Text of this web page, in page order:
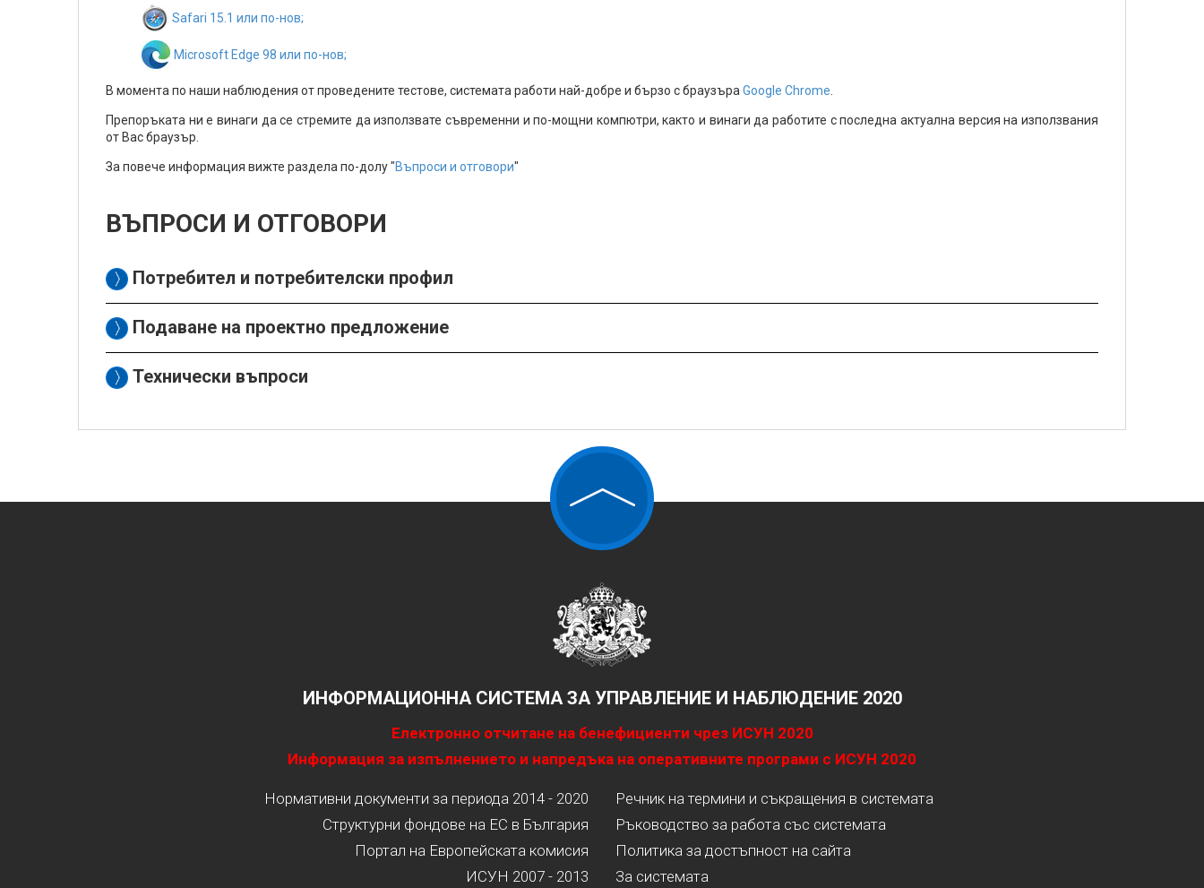
Safari 15.1 или по-нов;
Microsoft Edge 98 или по-нов;
В момента по наши наблюдения от проведените тестове, системата работи най-добре и бързо с браузъра Google Chrome
Препоръката ни е винаги да се стремите да използвате съвременни и по-мощни компютри, както и винаги да работите с последна актуална версия на използвания
от Вас браузър.
За повече информация вижте раздела по-долу "Въпроси и отговори"
ВЪПРОСИ И ОТГОВОРИ
Потребител и потребителски профил
Подаване на проектно предложение
Технически въпроси
ИНФОРМАЦИОННА СИСТЕМА ЗА УПРАВЛЕНИЕ И НАБЛЮДЕНИЕ 2020
Електронно отчитане на бенефициенти чрез ИСУН 2020
Информация за изпълнението и напредъка на оперативните програми с ИСУН 2020
Нормативни документи за периода 2014 - 2020
Структурни фондове на ЕС в България
Портал на Европейската комисия
ИСУН 2007 - 2013
Речник на термини и съкращения в системата
Ръководство за работа със системата
Политика за достъпност на сайта
За системата